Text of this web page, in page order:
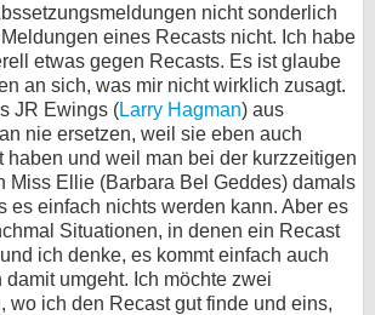
nicht sonderlich
eines Recasts nicht. Ich habe
etwas gegen Recasts. Es ist glaube
an sich, was mir nicht wirklich zusagt.
JR Ewings (Larry Hagman) aus
nie ersetzen, weil sie eben auch
haben und weil man bei der kurzzeitigen
Miss Ellie (Barbara Bel Geddes) damals
es einfach nichts werden kann. Aber es
Situationen, in denen ein Recast
ich denke, es kommt einfach auch
damit umgeht. Ich möchte zwei
wo ich den Recast gut finde und eins,